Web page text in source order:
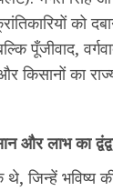
को
पूँजीवाद,
का
और लाभ का
जिन्हें भविष्य